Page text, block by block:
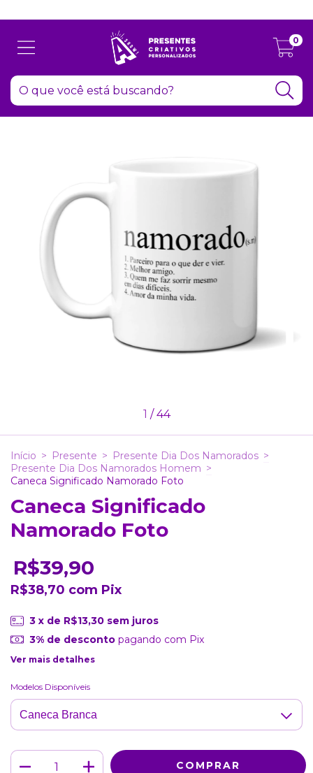
0
1 /44
Início > Presente > Presente Dia Dos Namorados >
Presente Dia Dos Namorados Homem >
Caneca Significado Namorado Foto
Caneca Significado
Namorado Foto
R$39,90
R$38,70 com Pix
3 x de R$13,30 sem juros
3% de descontopagando com Pix
Ver mais detalhes
Modelos Disponíveis